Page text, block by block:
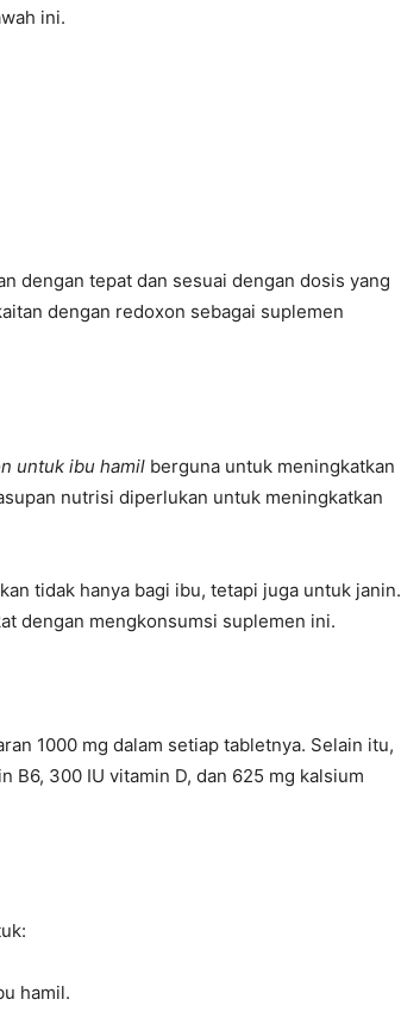
ini.
dengan tepat dan sesuai dengan dosis yang
dengan redoxon sebagai suplemen
untuk ibu hamil berguna untuk meningkatkan
nutrisi diperlukan untuk meningkatkan
tidak hanya bagi ibu, tetapi juga untuk janin.
dengan mengkonsumsi suplemen ini.
1000 mg dalam setiap tabletnya. Selain itu,
B6, 300 IU vitamin D, dan 625 mg kalsium
hamil.